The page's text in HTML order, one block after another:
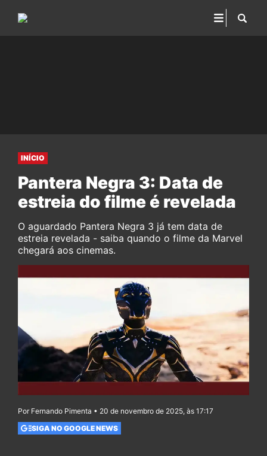
INÍCIO
Pantera Negra 3: Data de
estreia do filme é revelada
O aguardado Pantera Negra 3 já tem data de
estreia revelada - saiba quando o filme da Marvel
chegará aos cinemas.
Por Fernando Pimenta • 20 de novembro de 2025, às 17:17
SIGA NO GOOGLE NEWS